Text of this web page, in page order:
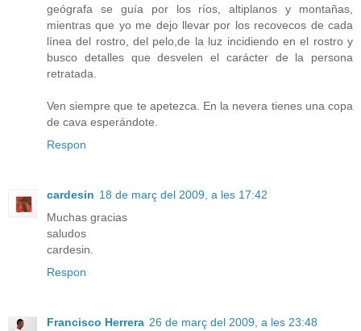
geógrafa se guía por los ríos, altiplanos y montañas,
mientras que yo me dejo llevar por los recovecos de cada
línea del rostro, del pelo,de la luz incidiendo en el rostro y
busco detalles que desvelen el carácter de la persona
retratada.
Ven siempre que te apetezca. En la nevera tienes una copa
de cava esperándote.
Respon
cardesin 18 de març del 2009, a les 17:42
Muchas gracias
saludos
cardesin.
Respon
Francisco Herrera 26 de març del 2009, a les 23:48